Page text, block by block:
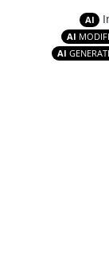
AI
AI
AI